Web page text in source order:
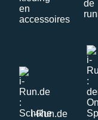
i-Run.de